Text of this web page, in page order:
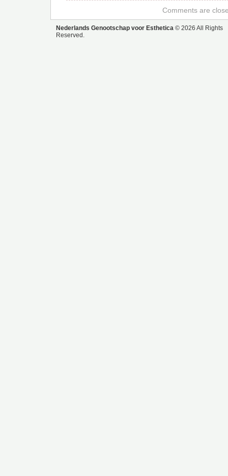
Comments are
Nederlands Genootschap voor Esthetica © 2026 All Rights
Reserved.